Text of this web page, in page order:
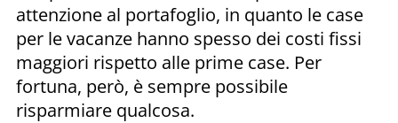
attenzione al portafoglio, in quanto le case
per le vacanze hanno spesso dei costi fissi
maggiori rispetto alle prime case. Per
fortuna, però, è sempre possibile
risparmiare qualcosa.